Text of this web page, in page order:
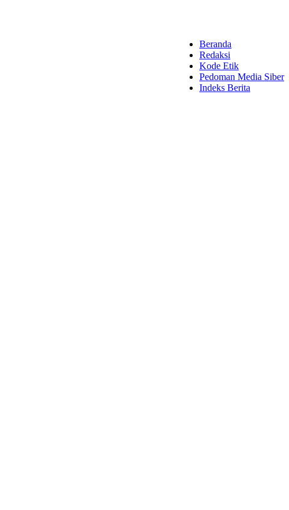
Beranda
Redaksi
Kode Etik
Pedoman Media Siber
Indeks Berita